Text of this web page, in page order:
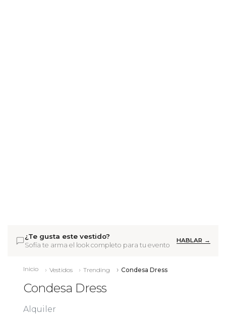
¿Te gusta este vestido?
Sofía te arma el look completo para tu evento
HABLAR →
Inicio Vestidos Trending Condesa Dress
Condesa Dress
Alquiler